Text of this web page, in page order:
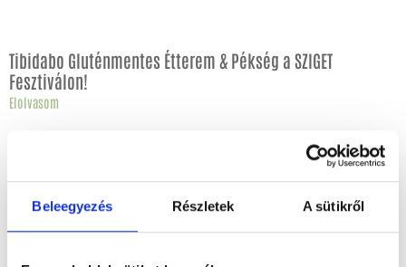
Beleegyezés Részletek A sütikről
Tibidabo Gluténmentes Étterem & Pékség a SZIGET
Fesztiválon!
Elolvasom